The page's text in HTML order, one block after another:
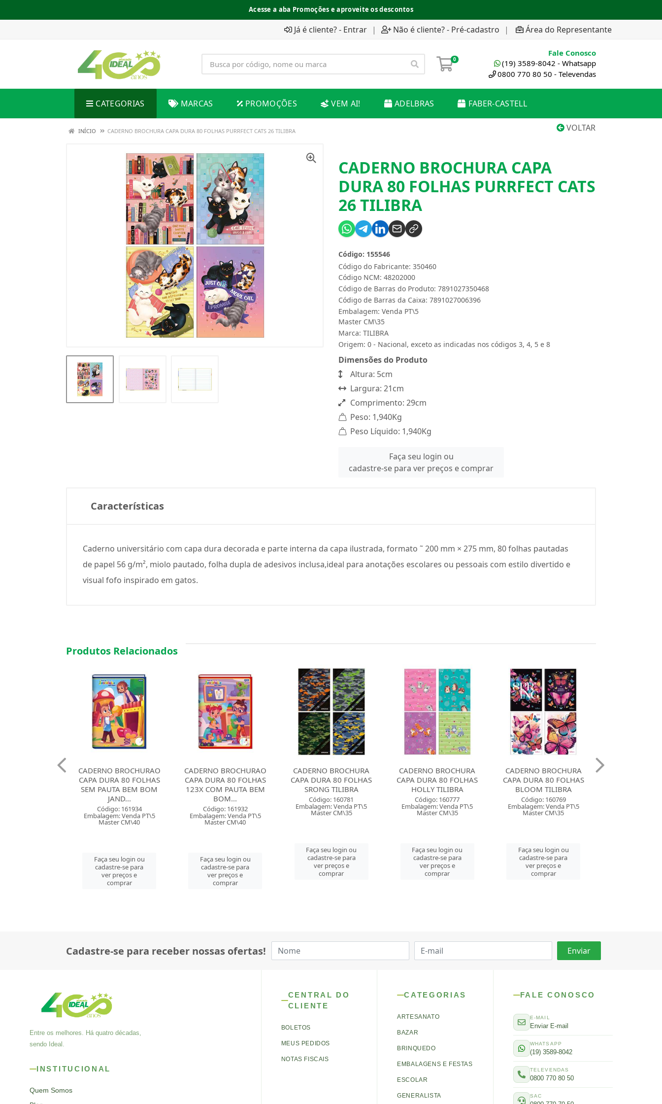
Acesse a aba Promoções e aproveite os descontos
Já é cliente? - Entrar | Não é cliente? - Pré-cadastro | Área do Representante
0
Fale Conosco
(19) 3589-8042 - Whatsapp
0800 770 80 50 - Televendas
CATEGORIAS MARCAS PROMOÇÕES VEM AI! ADELBRAS FABER-CASTELL
VOLTAR
INÍCIO CADERNO BROCHURA CAPA DURA 80 FOLHAS PURRFECT CATS 26 TILIBRA
CADERNO BROCHURA CAPA
DURA 80 FOLHAS PURRFECT CATS
26 TILIBRA
Código do Fabricante: 350460
Código: 155546
Código NCM: 48202000
Código de Barras do Produto: 7891027350468
Código de Barras da Caixa: 7891027006396
Embalagem: Venda PT\5
Master CM\35
Marca: TILIBRA
Origem: 0 - Nacional, exceto as indicadas nos códigos 3, 4, 5 e 8
Dimensões do Produto
Altura: 5cm
Largura: 21cm
Comprimento: 29cm
Peso: 1,940Kg
Peso Líquido: 1,940Kg
Faça seu login ou
cadastre-se para ver preços e comprar
Características
Caderno universitário com capa dura decorada e parte interna da capa ilustrada, formato ˜ 200 mm × 275 mm, 80 folhas pautadas
de papel 56 g/m², miolo pautado, folha dupla de adesivos inclusa,ideal para anotações escolares ou pessoais com estilo divertido e
visual fofo inspirado em gatos.
Produtos Relacionados
CADERNO BROCHURAO
CAPA DURA 80 FOLHAS
123X COM PAUTA BEM
BOM...
Código: 161932
Embalagem: Venda PT\5
Master CM\40
Faça seu login ou
cadastre-se para
ver preços e
comprar
CADERNO BROCHURA
CAPA DURA 80 FOLHAS
SRONG TILIBRA
Código: 160781
Embalagem: Venda PT\5
Master CM\35
cadastre-se para
ver preços e
comprar
CADERNO BROCHURA
CAPA DURA 80 FOLHAS
HOLLY TILIBRA
Código: 160777
Embalagem: Venda PT\5
Master CM\35
Faça seu login ou
cadastre-se para
ver preços e
comprar
CADERNO BROCHURA
CAPA DURA 80 FOLHAS
BLOOM TILIBRA
Código: 160769
Embalagem: Venda PT\5
Master CM\35
Faça seu login ou
cadastre-se para
ver preços e
comprar
CADERNO BROCHURA
CAPA DURA 96 FOLHAS
ZOOM+ FEMININO
TILIBRA
Código: 160751
Embalagem: Venda PT\5
Faça seu login ou
cadastre-se para
ver preços e
Cadastre-se para receber nossas ofertas!
Entre os melhores. Há quatro décadas,
sendo Ideal.
INSTITUCIONAL
Quem Somos
CENTRAL DO
CLIENTE
BOLETOS
MEUS PEDIDOS
NOTAS FISCAIS
CATEGORIAS
ARTESANATO
BAZAR
BRINQUEDO
EMBALAGENS E FESTAS
ESCOLAR
GENERALISTA
FALE CONOSCO
E-MAIL
Enviar E-mail
WHATSAPP
(19) 3589-8042
TELEVENDAS
0800 770 80 50
SAC